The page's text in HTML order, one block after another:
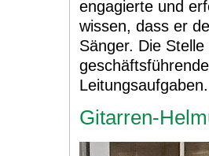
engagierte und
wissen, dass er
Sänger. Die
Leitungsaufgaben.
Gitarren-